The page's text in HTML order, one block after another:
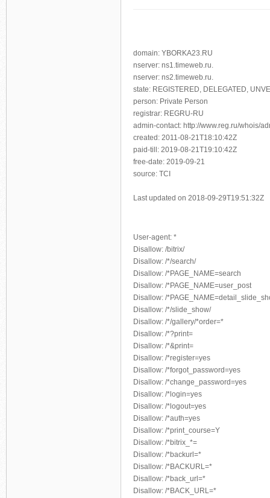
domain: YBORKA23.RU
nserver: ns1.timeweb.ru.
nserver: ns2.timeweb.ru.
state: REGISTERED, DELEGATED,
person: Private Person
registrar: REGRU-RU
admin-contact: http://www.reg.ru/whois/
created: 2011-08-21T18:10:42Z
paid-till: 2019-08-21T19:10:42Z
free-date: 2019-09-21
source: TCI
Last updated on 2018-09-29T19:51:32Z
User-agent: *
Disallow: /bitrix/
Disallow: /*/search/
Disallow: /*PAGE_NAME=search
Disallow: /*PAGE_NAME=user_post
Disallow: /
Disallow: /*/slide_show/
Disallow: /*/gallery/*order=*
Disallow: /*?print=
Disallow: /*&print=
Disallow: /*register=yes
Disallow: /*forgot_password=yes
Disallow: /*change_password=yes
Disallow: /*login=yes
Disallow: /*logout=yes
Disallow: /*auth=yes
Disallow: /*print_course=Y
Disallow: /*bitrix_*=
Disallow: /*backurl=*
Disallow: /*BACKURL=*
Disallow: /*back_url=*
Disallow: /*BACK_URL=*